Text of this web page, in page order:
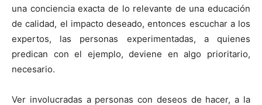
una conciencia exacta de lo relevante de una educación
de calidad, el impacto deseado, entonces escuchar a los
expertos, las personas experimentadas, a quienes
predican con el ejemplo, deviene en algo prioritario,
necesario.
Ver involucradas a personas con deseos de hacer, a la